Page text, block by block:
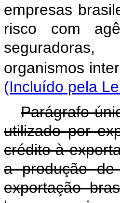
empresas
risco com
organismos
(Incluído pela
Parágrafo
utilizado por
crédito à
a produção
exportação